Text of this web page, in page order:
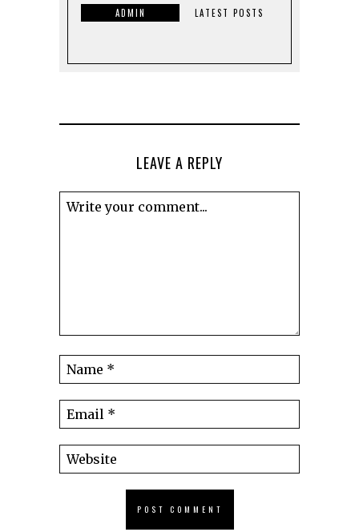
ADMIN LATEST POSTS
LEAVE A REPLY